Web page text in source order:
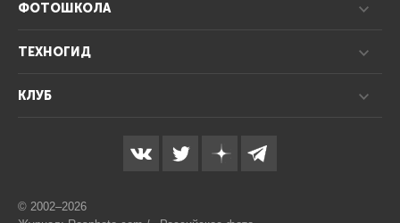
ФОТОШКОЛА
ТЕХНОГИД
КЛУБ
© 2002–2026